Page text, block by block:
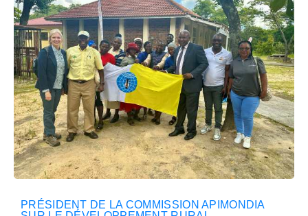
PRÉSIDENT DE LA COMMISSION APIMONDIA